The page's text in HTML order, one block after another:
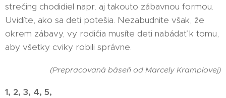
strečing chodidiel napr. aj takouto zábavnou formou.
Uvidíte, ako sa deti potešia. Nezabudnite však, že
okrem zábavy, vy rodičia musíte deti nabádať k tomu,
aby všetky cviky robili správne.
(Prepracovaná báseň od Marcely Kramplovej)
1, 2, 3, 4, 5,